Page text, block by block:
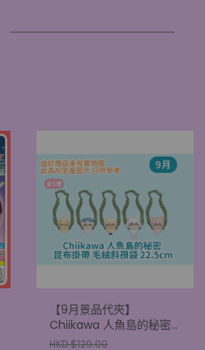
【9月景品代夾】
Chiikawa 人魚島的秘密
昆布掛帶 毛絨斜孭袋
HKD $129.00